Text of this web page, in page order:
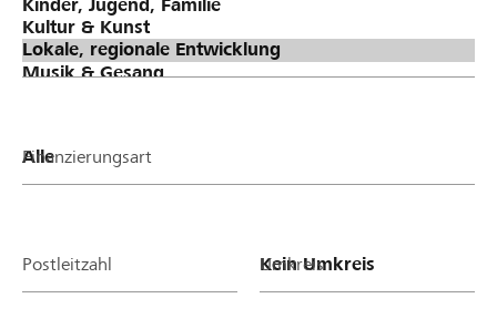
Finanzierungsart
Postleitzahl Umkreis